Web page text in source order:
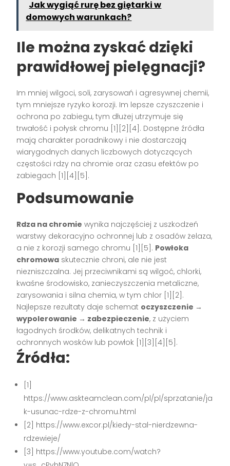
Jak wygiąć rurę bez giętarki w
domowych warunkach?
Ile można zyskać dzięki
prawidłowej pielęgnacji?
Im mniej wilgoci, soli, zarysowań i agresywnej chemii,
tym mniejsze ryzyko korozji. Im lepsze czyszczenie i
ochrona po zabiegu, tym dłużej utrzymuje się
trwałość i połysk chromu [1][2][4]. Dostępne źródła
mają charakter poradnikowy i nie dostarczają
wiarygodnych danych liczbowych dotyczących
częstości rdzy na chromie oraz czasu efektów po
zabiegach [1][4][5].
Podsumowanie
Rdza na chromie wynika najczęściej z uszkodzeń
warstwy dekoracyjno ochronnej lub z osadów żelaza,
a nie z korozji samego chromu [1][5]. Powłoka
chromowa skutecznie chroni, ale nie jest
niezniszczalna. Jej przeciwnikami są wilgoć, chlorki,
kwaśne środowisko, zanieczyszczenia metaliczne,
zarysowania i silna chemia, w tym chlor [1][2].
Najlepsze rezultaty daje schemat oczyszczenie →
wypolerowanie → zabezpieczenie, z użyciem
łagodnych środków, delikatnych technik i
ochronnych wosków lub powłok [1][3][4][5].
Źródła:
[1]
https://www.askteamclean.com/pl/pl/sprzatanie/ja
k-usunac-rdze-z-chromu.html
[2] https://www.excor.pl/kiedy-stal-nierdzewna-
rdzewieje/
[3] https://www.youtube.com/watch?